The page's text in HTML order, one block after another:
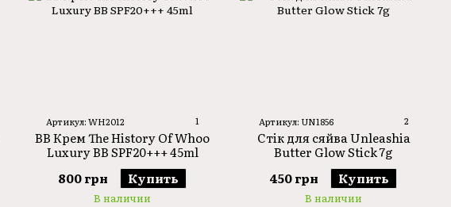
Артикул: WH2012 1
ВВ Крем The History Of Whoo
Luxury BB SPF20+++ 45ml
800 грн
Купить
В наличии
Артикул: UN1856 2
Стік для сяйва Unleashia
Butter Glow Stick 7g
450 грн
Купить
В наличии